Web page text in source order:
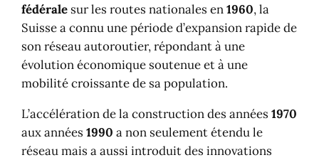
fédérale sur les routes nationales en1960, la
Suisse a connu une période d’expansion rapide de
son réseau autoroutier, répondant à une
évolution économique soutenue et à une
mobilité croissante de sa population.
L’accélération de la construction des années1970
aux années1990 a non seulement étendu le
réseau mais a aussi introduit des innovations